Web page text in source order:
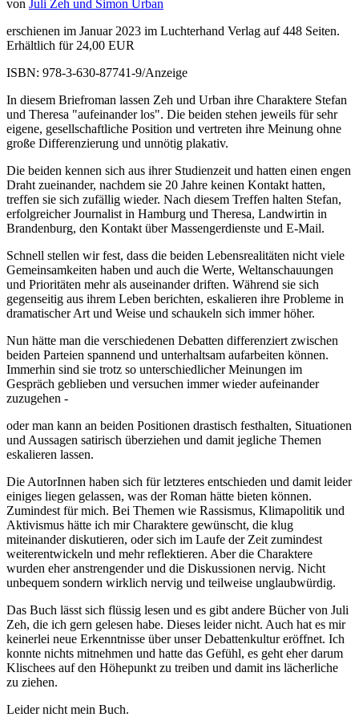
von Juli Zeh und Simon Urban
erschienen im Januar 2023 im Luchterhand Verlag auf 448 Seiten.
Erhältlich für 24,00 EUR
ISBN: 978-3-630-87741-9/Anzeige
In diesem Briefroman lassen Zeh und Urban ihre Charaktere Stefan
und Theresa "aufeinander los". Die beiden stehen jeweils für sehr
eigene, gesellschaftliche Position und vertreten ihre Meinung ohne
große Differenzierung und unnötig plakativ.
Die beiden kennen sich aus ihrer Studienzeit und hatten einen engen
Draht zueinander, nachdem sie 20 Jahre keinen Kontakt hatten,
treffen sie sich zufällig wieder. Nach diesem Treffen halten Stefan,
erfolgreicher Journalist in Hamburg und Theresa, Landwirtin in
Brandenburg, den Kontakt über Massengerdienste und E-Mail.
Schnell stellen wir fest, dass die beiden Lebensrealitäten nicht viele
Gemeinsamkeiten haben und auch die Werte, Weltanschauungen
und Prioritäten mehr als auseinander driften. Während sie sich
gegenseitig aus ihrem Leben berichten, eskalieren ihre Probleme in
dramatischer Art und Weise und schaukeln sich immer höher.
Nun hätte man die verschiedenen Debatten differenziert zwischen
beiden Parteien spannend und unterhaltsam aufarbeiten können.
Immerhin sind sie trotz so unterschiedlicher Meinungen im
Gespräch geblieben und versuchen immer wieder aufeinander
zuzugehen -
oder man kann an beiden Positionen drastisch festhalten, Situationen
und Aussagen satirisch überziehen und damit jegliche Themen
eskalieren lassen.
Die AutorInnen haben sich für letzteres entschieden und damit leider
einiges liegen gelassen, was der Roman hätte bieten können.
Zumindest für mich. Bei Themen wie Rassismus, Klimapolitik und
Aktivismus hätte ich mir Charaktere gewünscht, die klug
miteinander diskutieren, oder sich im Laufe der Zeit zumindest
weiterentwickeln und mehr reflektieren. Aber die Charaktere
wurden eher anstrengender und die Diskussionen nervig. Nicht
unbequem sondern wirklich nervig und teilweise unglaubwürdig.
Das Buch lässt sich flüssig lesen und es gibt andere Bücher von Juli
Zeh, die ich gern gelesen habe. Dieses leider nicht. Auch hat es mir
keinerlei neue Erkenntnisse über unser Debattenkultur eröffnet. Ich
konnte nichts mitnehmen und hatte das Gefühl, es geht eher darum
Klischees auf den Höhepunkt zu treiben und damit ins lächerliche
zu ziehen.
Leider nicht mein Buch.